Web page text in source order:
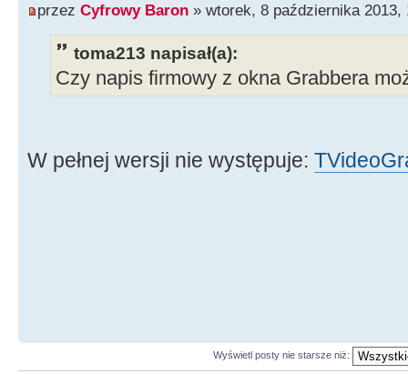
przez Cyfrowy Baron » wtorek, 8 października 2013,
toma213 napisał(a):
Czy napis firmowy z okna Grabbera
W pełnej wersji nie występuje:
Wyświetl posty nie starsze niż: